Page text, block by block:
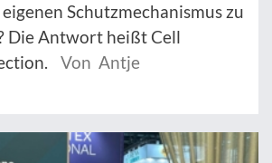
Schutzmechanismus zu
Die Antwort heißt Cell
Von Antje